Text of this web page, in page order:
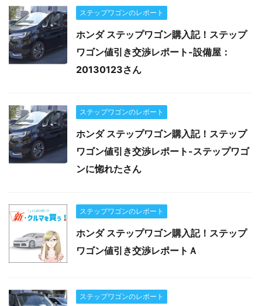
ステップワゴンのレポート
ホンダ ステップワゴン購入記！ステップ
ワゴン値引き交渉レポート-設備屋：
20130123さん
ステップワゴンのレポート
ホンダ ステップワゴン購入記！ステップ
ワゴン値引き交渉レポート-ステップワゴ
ンに惚れたさん
ステップワゴンのレポート
ホンダ ステップワゴン購入記！ステップ
ワゴン値引き交渉レポートＡ
ステップワゴンのレポート